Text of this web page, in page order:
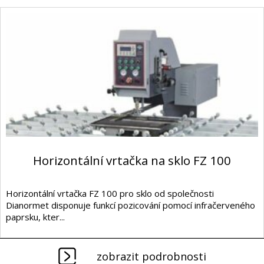
Horizontální vrtačka na sklo FZ 100
Horizontální vrtačka FZ 100 pro sklo od společnosti
Dianormet disponuje funkcí pozicování pomocí infračerveného
paprsku, kter...
zobrazit podrobnosti